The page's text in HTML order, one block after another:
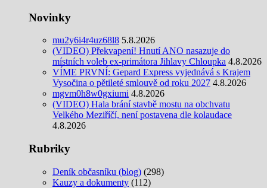
Novinky
mu2y6i4r4uz68l8 5.8.2026
(VIDEO) Překvapení! Hnutí ANO nasazuje do
místních voleb ex-primátora Jihlavy Chloupka 4.8.2026
VÍME PRVNÍ: Gepard Express vyjednává s Krajem
Vysočina o pětileté smlouvě od roku 2027 4.8.2026
mgvm0h8w0gxiumi 4.8.2026
(VIDEO) Hala brání stavbě mostu na obchvatu
Velkého Meziříčí, není postavena dle kolaudace
4.8.2026
Rubriky
Deník občasníku (blog) (298)
Kauzy a dokumenty (112)